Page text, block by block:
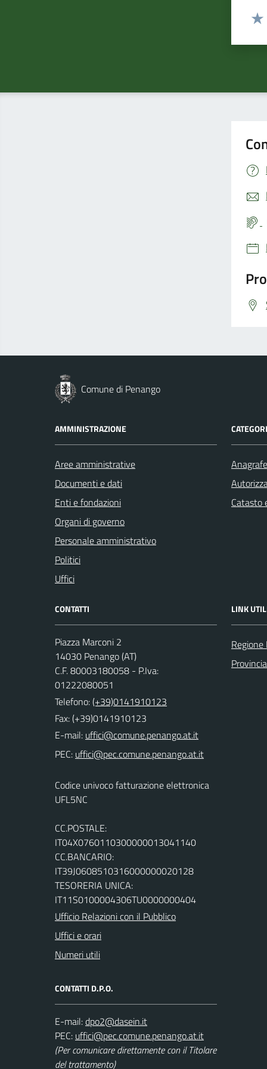
Comune di Penango
AMMINISTRAZIONE
Aree amministrative
Documenti e dati
Enti e fondazioni
Organi di governo
Personale amministrativo
Politici
Uffici
Catasto
CONTATTI
Piazza Marconi 2
14030 Penango (AT)
C.F. 80003180058 - P.Iva:
01222080051
Telefono:(+39)0141910123
Fax: (+39)0141910123
E-mail:
PEC:
Codice univoco fatturazione elettronica
UFL5NC
CC.POSTALE:
IT04X0760110300000013041140
CC.BANCARIO:
IT39J0608510316000000020128
TESORERIA UNICA:
IT11S0100004306TU0000000404
Ufficio Relazioni con il Pubblico
Uffici e orari
Numeri utili
CONTATTI D.P.O.
E-mail:
PEC:
(Per comunicare direttamente con il Titolare
del trattamento)
LINK